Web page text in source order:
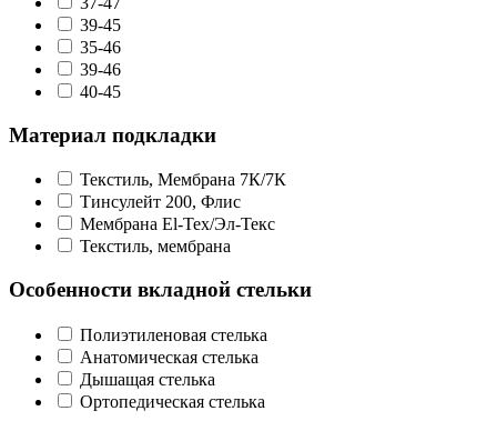
39-45
35-46
39-46
40-45
Материал подкладки
Текстиль, Мембрана 7К/7К
Тинсулейт 200, Флис
Мембрана El-Tex/Эл-Текс
Текстиль, мембрана
Особенности вкладной стельки
Полиэтиленовая стелька
Анатомическая стелька
Дышащая стелька
Ортопедическая стелька